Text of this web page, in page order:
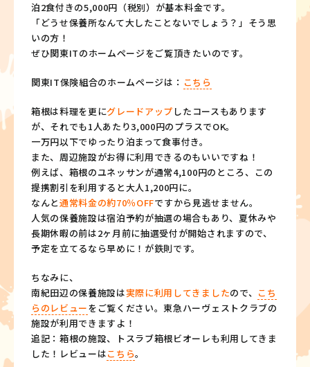
泊2食付きの5,000円（税別）が基本料金です。
「どうせ保養所なんて大したことないでしょう？」そう思
いの方！
ぜひ関東ITのホームページをご覧頂きたいのです。
関東IT保険組合のホームページは： こちら
箱根は料理を更にグレードアップ したコースもあります
が、それでも1人あたり3,000円のプラスでOK。
一万円以下でゆったり泊まって食事付き。
また、周辺施設がお得に利用できるのもいいですね！
例えば、箱根のユネッサンが通常4,100円のところ、この
提携割引を利用すると大人1,200円に。
なんと通常料金の約70％OFFですから見逃せません。
人気の保養施設は宿泊予約が抽選の場合もあり、夏休みや
長期休暇の前は2ヶ月前に抽選受付が開始されますので、
予定を立てるなら早めに！が鉄則です。
ちなみに、
南紀田辺の保養施設は実際に利用してきましたので、 こち
らのレビューをご覧ください。東急ハーヴェストクラブの
施設が利用できますよ！
追記：箱根の施設、トスラブ箱根ビオーレも利用してきま
した！レビューはこちら。